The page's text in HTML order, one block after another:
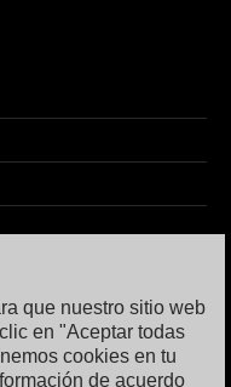
que nuestro sitio web
en "Aceptar todas
cookies en tu
de acuerdo